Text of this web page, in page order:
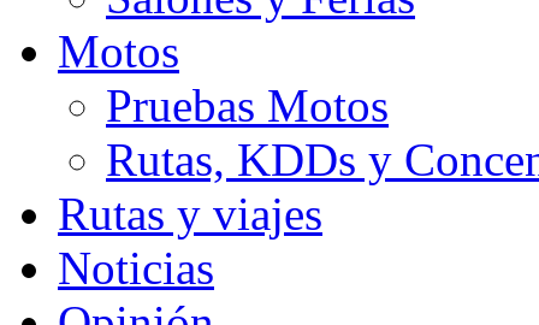
Motos
Pruebas Motos
Rutas, KDDs y
Rutas y viajes
Noticias